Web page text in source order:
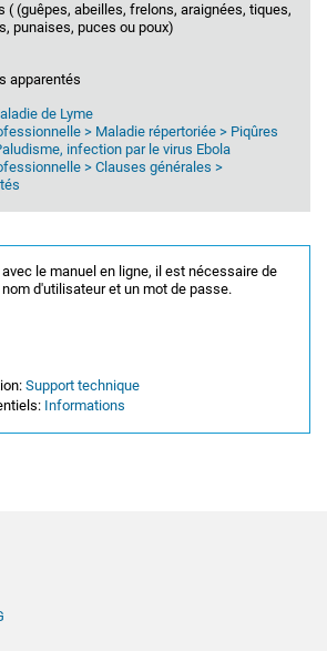
( (guêpes, abeilles, frelons, araignées, tiques,
punaises, puces ou poux)
apparentés
de Lyme
> Maladie répertoriée > Piqûres
infection par le virus Ebola
> Clauses générales >
le manuel en ligne, il est nécessaire de
d'utilisateur et un mot de passe.
Support technique
Informations